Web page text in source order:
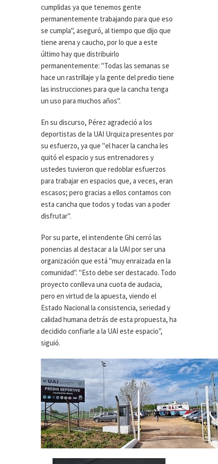
cumplidas ya que tenemos gente
permanentemente trabajando para que eso
se cumpla", aseguró, al tiempo que dijo que
tiene arena y caucho, por lo que a este
último hay que distribuirlo
permanentemente: "Todas las semanas se
hace un rastrillaje y la gente del predio tiene
las instrucciones para que la cancha tenga
un uso para muchos años".
En su discurso, Pérez agradeció a los
deportistas de la UAI Urquiza presentes por
su esfuerzo, ya que "el hacer la cancha les
quitó el espacio y sus entrenadores y
ustedes tuvieron que redoblar esfuerzos
para trabajar en espacios que, a veces, eran
escasos; pero gracias a ellos contamos con
esta cancha que todos y todas van a poder
disfrutar".
Por su parte, el intendente Ghi cerró las
ponencias al destacar a la UAI por ser una
organización que está "muy enraizada en la
comunidad". "Esto debe ser destacado. Todo
proyecto conlleva una cuota de audacia,
pero en virtud de la apuesta, viendo el
Estado Nacional la consistencia, seriedad y
calidad humana detrás de esta propuesta, ha
decidido confiarle a la UAI este espacio",
siguió.